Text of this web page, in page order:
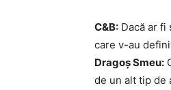
C&B: Dacă ar
care v-au
Dragoș Smeu:
de un alt tip de